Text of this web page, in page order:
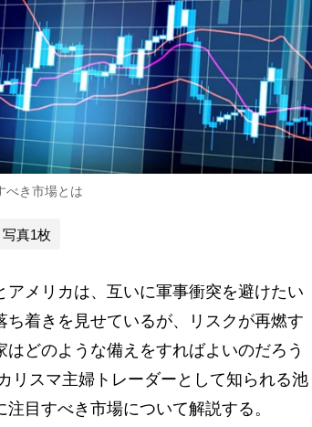
べき市場とは
写真1枚
メリカは、互いに軍事衝突を避けたい
着きを見せているが、リスクが再燃す
どのような備えをすればよいのだろう
リスマ主婦トレーダーとして知られる池
目すべき市場について解説する。